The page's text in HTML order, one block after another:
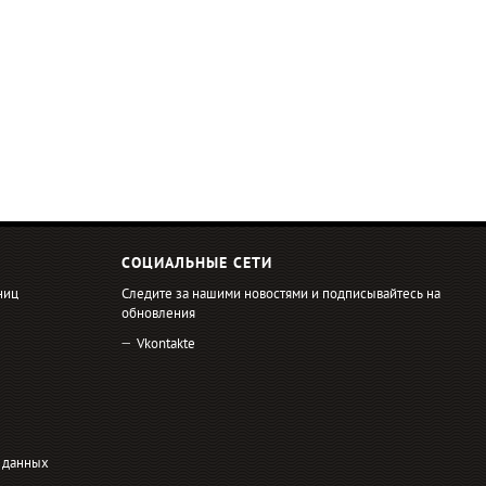
данных
СОЦИАЛЬНЫЕ СЕТИ
Следите за нашими новостями и подписывайтесь на
обновления
Vkontakte